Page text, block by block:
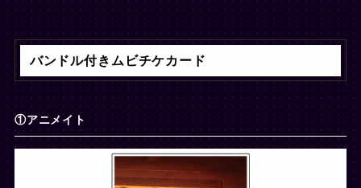
バンドル付きムビチケカード
①アニメイト